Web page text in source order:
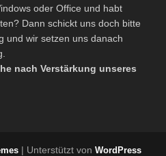
oder Office und habt
Dann schickt uns doch bitte
und wir setzen uns danach
nach Verstärkung unseres
| Unterstützt von WordPress